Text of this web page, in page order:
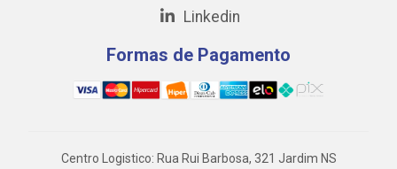
Linkedin
Formas de Pagamento
Centro Logistico: Rua Rui Barbosa, 321 Jardim NS